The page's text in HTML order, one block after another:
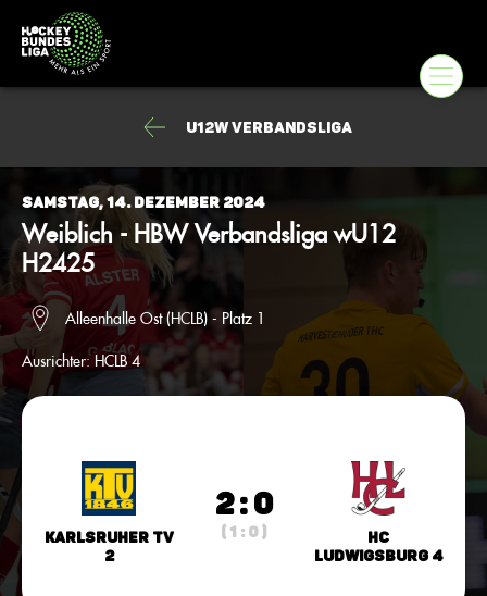
U12w Verbandsliga
Samstag, 14. Dezember 2024
Weiblich - HBW Verbandsliga wU12
H2425
Alleenhalle Ost (HCLB) - Platz 1
Ausrichter:HCLB 4
Karlsruher TV
2
2 : 0
( 1 : 0 )
HC
Ludwigsburg 4